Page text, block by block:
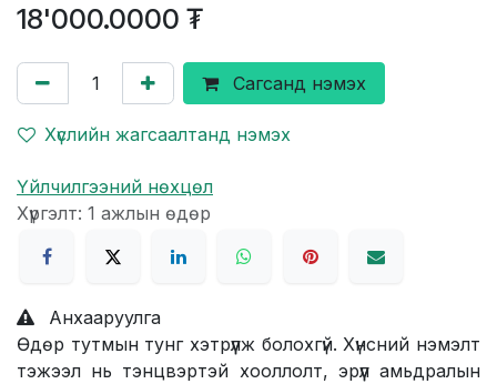
18'000.0000 ₮
Сагсанд нэмэх
Хүслийн жагсаалтанд нэмэх
Үйлчилгээний нөхцөл
Хүргэлт: 1 ажлын өдөр
Анхааруулга
Өдөр тутмын тунг хэтрүүлж болохгүй. Хүнсний нэмэлт
тэжээл нь тэнцвэртэй хооллолт, эрүүл амьдралын